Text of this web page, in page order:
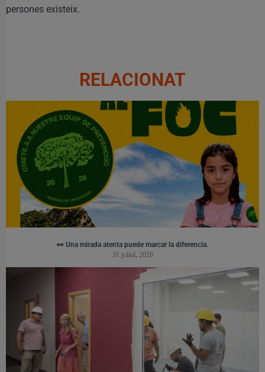
persones existeix.
RELACIONAT
👀 Una mirada atenta puede marcar la diferencia.
31 juliol, 2026